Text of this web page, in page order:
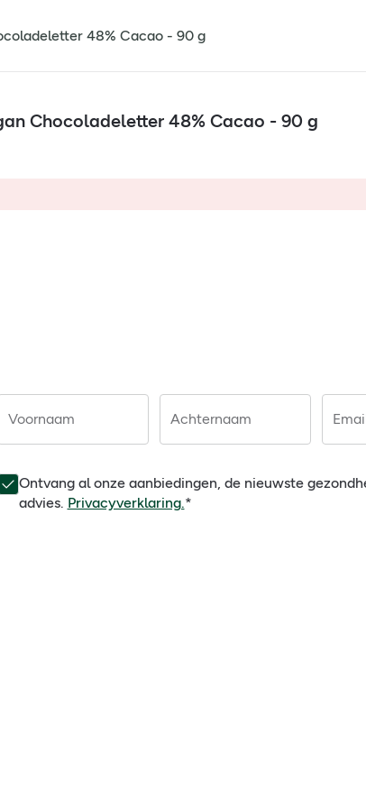
48% Cacao - 90 g
Chocoladeletter 48% Cacao - 90 g
Voornaam Achternaam
Ontvang al onze aanbiedingen, de nieuwste
advies. Privacyverklaring.*